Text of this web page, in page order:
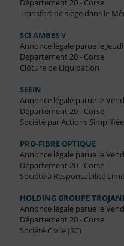
Département 20 - Corse
Transfert de siège dans le
SCI AMBES V
Annonce légale parue le
Département 20 - Corse
Clôture de Liquidation
SEEIN
Annonce légale parue le
Département 20 - Corse
Société par Actions
PRO-FIBRE OPTIQUE
Annonce légale parue le
Département 20 - Corse
Société à Responsabilité
HOLDING GROUPE TROJANI
Annonce légale parue le
Département 20 - Corse
Société Civile (SC)